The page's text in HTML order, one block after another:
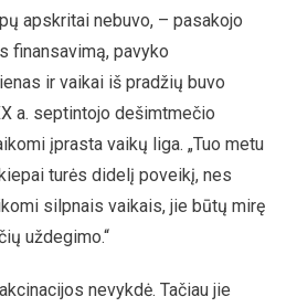
apskritai nebuvo, – pasakojo
finansavimą, pavyko
ir vaikai iš pradžių buvo
a. septintojo dešimtmečio
įprasta vaikų liga. „Tuo metu
turės didelį poveikį, nes
silpnais vaikais, jie būtų mirę
uždegimo.“
nevykdė. Tačiau jie